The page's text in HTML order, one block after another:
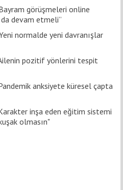
görüşmeleri online
devam etmeli”
normalde yeni davranışlar
pozitif yönlerini tespit
anksiyete küresel çapta
inşa eden eğitim sistemi
olmasın"